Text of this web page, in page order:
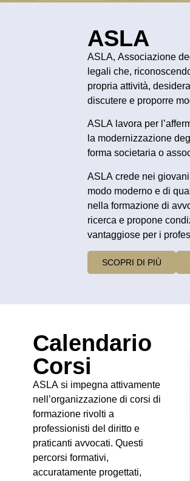
ASLA
ASLA,Associazione
legali che,
propria attività,
discutere e proporre
ASLA lavora per
la modernizzazione
formasocietaria o
ASLA crede neigiovani
modo moderno e di
nellaformazione di
ricerca e propone
vantaggiose per i
SCOPRI DI PIÙ
Calendario
Corsi
ASLAsi impegna attivamente
nell’organizzazione di corsi di
formazionerivolti a
professionisti del dirittoe
praticanti avvocati. Questi
percorsi formativi,
accuratamente progettati,